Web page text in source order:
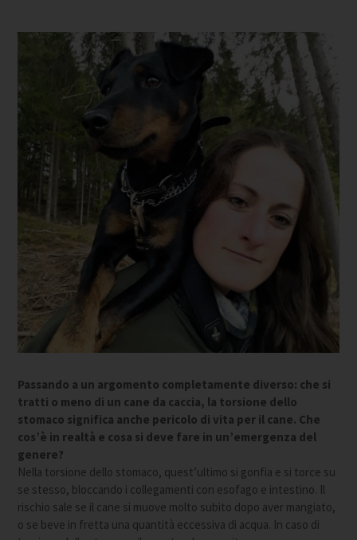
Passando a un argomento completamente diverso: che si
tratti o meno di un cane da caccia, la torsione dello
stomaco significa anche pericolo di vita per il cane. Che
cos’è in realtà e cosa si deve fare in un’emergenza del
genere?
Nella torsione dello stomaco, quest’ultimo si gonfia e si torce su
se stesso, bloccando i collegamenti con esofago e intestino. Il
rischio sale se il cane si muove molto subito dopo aver mangiato,
o se beve in fretta una quantità eccessiva di acqua. In caso di